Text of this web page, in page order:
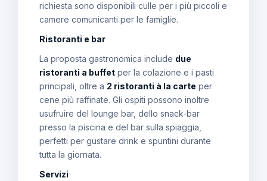
richiesta sono disponibili culle per i più piccoli e
camere comunicanti per le famiglie.
Ristoranti e bar
La proposta gastronomica include due
ristoranti a buffet per la colazione e i pasti
principali, oltre a 2 ristoranti à la carte per
cene più raffinate. Gli ospiti possono inoltre
usufruire del lounge bar, dello snack-bar
presso la piscina e del bar sulla spiaggia,
perfetti per gustare drink e spuntini durante
tutta la giornata.
Servizi